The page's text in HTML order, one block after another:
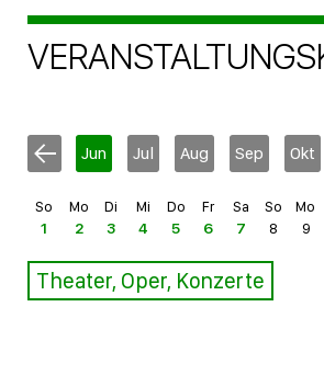
Jun Jul Aug Sep Okt
So
1
Mo
2
Di
3
Mi
4
Do
5
Fr
6
Sa
7
So
8
Mo
9
Theater, Oper, Konzerte